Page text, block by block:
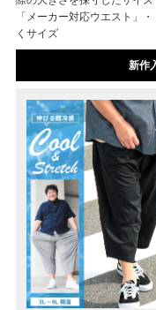
「メーカー対応ウエスト」
くサイズ
新作